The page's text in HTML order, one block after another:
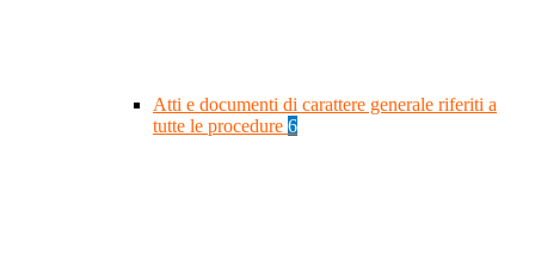
Atti e documenti di carattere generale riferiti a
tutte le procedure 6